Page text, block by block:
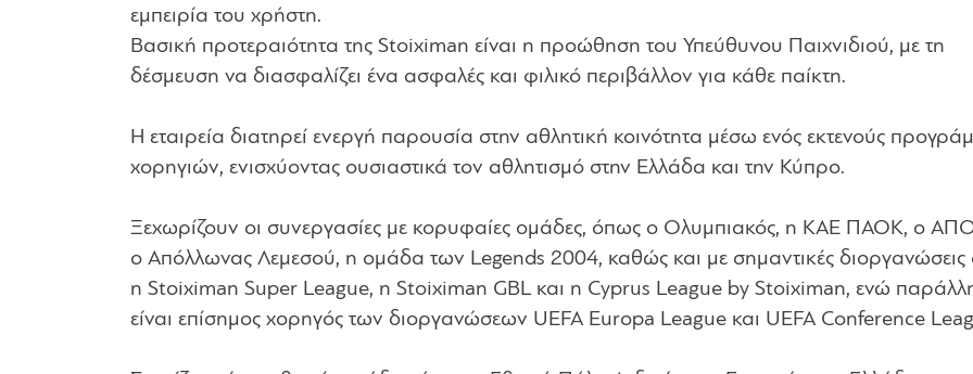
εμπειρία του χρήστη.
Βασική προτεραιότητα της Stoiximan είναι η προώθηση του Υπεύθυνου Παιχνιδιού, με τη
δέσμευση να διασφαλίζει ένα ασφαλές και φιλικό περιβάλλον για κάθε παίκτη.
Η εταιρεία διατηρεί ενεργή παρουσία στην αθλητική κοινότητα μέσω ενός εκτενούς
χορηγιών, ενισχύοντας ουσιαστικά τον αθλητισμό στην Ελλάδα και την Κύπρο.
Ξεχωρίζουν οι συνεργασίες με κορυφαίες ομάδες, όπως ο Ολυμπιακός, η ΚΑΕ ΠΑΟΚ, ο
ο Απόλλωνας Λεμεσού, η ομάδα των Legends 2004, καθώς και με σημαντικές
η Stoiximan Super League, η Stoiximan GBL και η Cyprus League by Stoiximan, ενώ
είναι επίσημος χορηγός των διοργανώσεων UEFA Europa League και UEFA Conference